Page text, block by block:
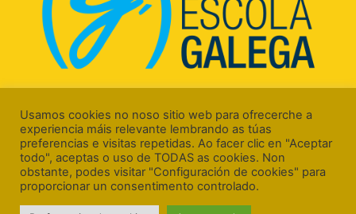
15706 Santiago de Compostela (A Coruña)
Aviso Legal
Usamos cookies no noso sitio web para ofrecerche a
experiencia máis relevante lembrando as túas
preferencias e visitas repetidas. Ao facer clic en "Aceptar
todo", aceptas o uso de TODAS as cookies. Non
obstante, podes visitar "Configuración de cookies" para
proporcionar un consentimento controlado.